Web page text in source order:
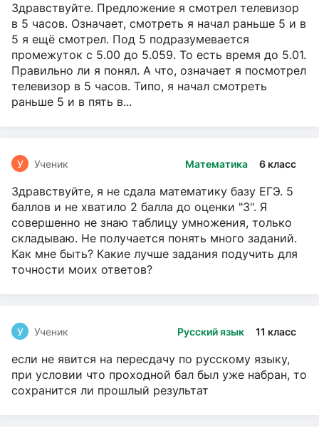
Здравствуйте. Предложение я смотрел телевизор
в 5 часов. Означает, смотреть я начал раньше 5 и в
5 я ещё смотрел. Под 5 подразумевается
промежуток с 5.00 до 5.059. То есть время до 5.01.
Правильно ли я понял. А что, означает я посмотрел
телевизор в 5 часов. Типо, я начал смотреть
раньше 5 и в пять в...
Математика 6 класс
У Ученик
Здравствуйте, я не сдала математику базу ЕГЭ. 5
баллов и не хватило 2 балла до оценки "3". Я
совершенно не знаю таблицу умножения, только
складываю. Не получается понять много заданий.
Как мне быть? Какие лучше задания подучить для
точности моих ответов?
Русский язык 11 класс
У Ученик
если не явится на пересдачу по русскому языку,
при условии что проходной бал был уже набран, то
сохранится ли прошлый результат